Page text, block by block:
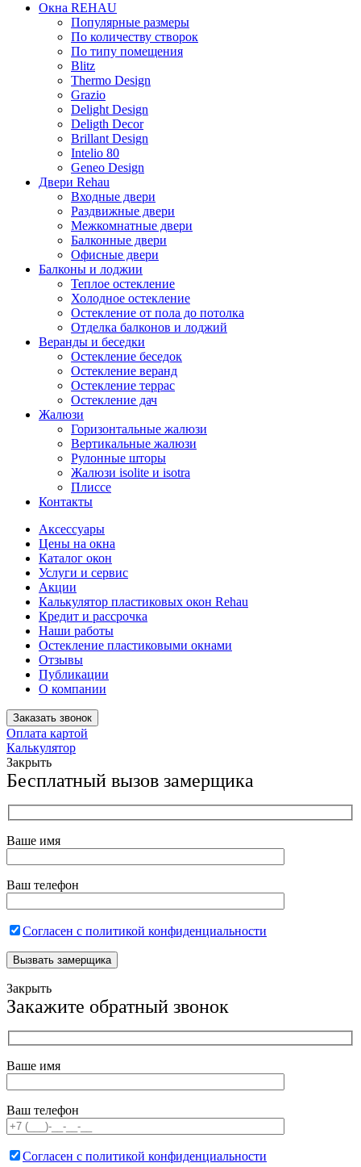
Окна REHAU
Популярные размеры
По количеству створок
По типу помещения
Blitz
Thermo Design
Grazio
Delight Design
Deligth Decor
Brillant Design
Intelio 80
Geneo Design
Двери Rehau
Входные двери
Раздвижные двери
Межкомнатные двери
Балконные двери
Офисные двери
Балконы и лоджии
Теплое остекление
Холодное остекление
Остекление от пола до потолка
Отделка балконов и лоджий
Веранды и беседки
Остекление беседок
Остекление веранд
Остекление террас
Остекление дач
Жалюзи
Горизонтальные жалюзи
Вертикальные жалюзи
Рулонные шторы
Жалюзи isolite и isotra
Плиссе
Контакты
Аксессуары
Цены на окна
Каталог окон
Услуги и сервис
Акции
Калькулятор пластиковых окон Rehau
Кредит и рассрочка
Наши работы
Остекление пластиковыми окнами
Отзывы
Публикации
О компании
Заказать звонок
Оплата картой
Калькулятор
Закрыть
Бесплатный вызов замерщика
Ваше имя
Ваш телефон
Согласен с политикой конфиденциальности
Закрыть
Закажите обратный звонок
Ваше имя
Ваш телефон
Согласен с политикой конфиденциальности